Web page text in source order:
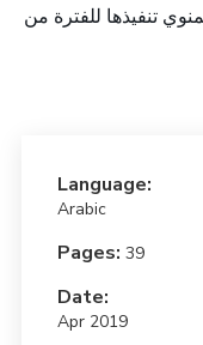
تنفيذها للفترة من
Language:
Arabic
Pages: 39
Date:
Apr 2019